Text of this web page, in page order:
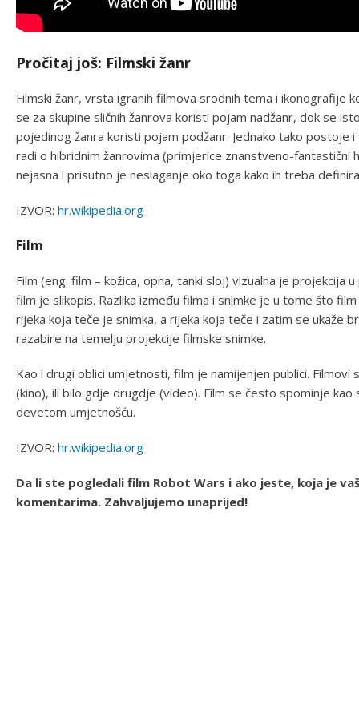
Pročitaj još: Filmski žanr
Filmski žanr, vrsta igranih filmova srodnih tema i ikonografije
se za skupine sličnih žanrova koristi pojam nadžanr, dok se
pojedinog žanra koristi pojam podžanr. Jednako tako postoje
radi o hibridnim žanrovima (primjerice znanstveno-
nejasna i prisutno je neslaganje oko toga kako ih treba
IZVOR: hr.wikipedia.org
Film
Film (eng. film – kožica, opna, tanki sloj) vizualna je projekcija
film je slikopis. Razlika između filma i snimke je u tome što
rijeka koja teče je snimka, a rijeka koja teče i zatim se ukaže
razabire na temelju projekcije filmske snimke.
Kao i drugi oblici umjetnosti, film je namijenjen publici.
(kino), ili bilo gdje drugdje (video). Film se često spominje
devetom umjetnošću.
IZVOR: hr.wikipedia.org
Da li ste pogledali film Robot Wars i ako jeste, koja je
komentarima. Zahvaljujemo unaprijed!